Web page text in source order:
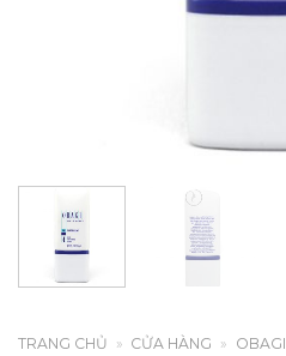
TRANG CHỦ » CỬA HÀNG » OBAGI